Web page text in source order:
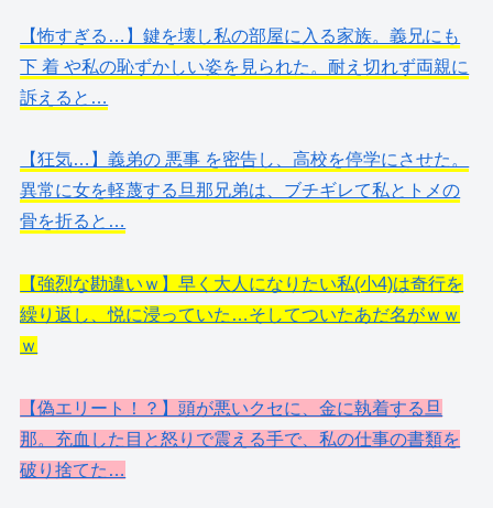
【怖すぎる…】鍵を壊し私の部屋に入る家族。義兄にも
下 着 や私の恥ずかしい姿を見られた。耐え切れず両親に
訴えると…
【狂気…】義弟の 悪事 を密告し、高校を停学にさせた。
異常に女を軽蔑する旦那兄弟は、ブチギレて私とトメの
骨を折ると…
【強烈な勘違いｗ】早く大人になりたい私(小4)は奇行を
繰り返し、悦に浸っていた…そしてついたあだ名がｗｗ
ｗ
【偽エリート！？】頭が悪いクセに、金に執着する旦
那。充血した目と怒りで震える手で、私の仕事の書類を
破り捨てた…